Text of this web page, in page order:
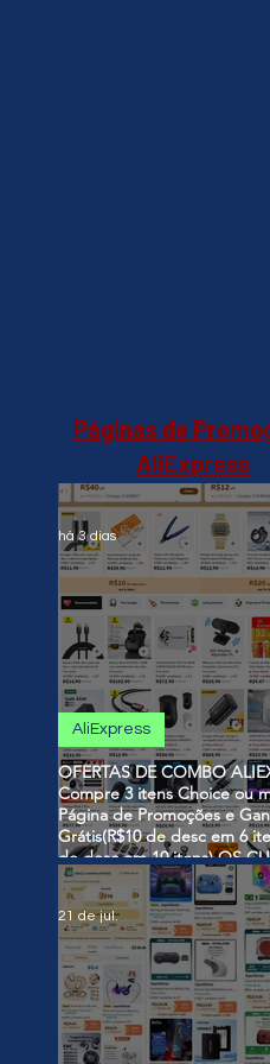
Páginas de
AliExpress
OFERTAS DE COMBO
Compre 3 itens Choice ou
Página de Promoções e
Grátis(R$10 de desc em 6
de desc em 10 itens) OS
SÃO VÁLIDOS NO COMBO
AliExpress
há 3 dias
21 de jul.